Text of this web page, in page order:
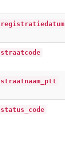
registratiedatum
straatcode
straatnaam_ptt
status_code